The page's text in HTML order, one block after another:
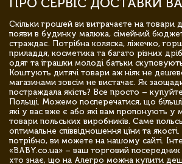
Скільки грошей ви витрачаєте на товари
появи в будинку малюка, сімейний
страждає. Потрібна коляска, ліжечко,
приладдя, косметика та багато різних
одяг та іграшки молоді батьки
Коштують дитячі товари аж ніяк не
магазинами зовсім не вистачає. Як
постраждала якість? Все просто –
Польщі. Можемо посперечатися, що
які у вас вже є або які вам пропонують у
товари польських виробників. Саме
оптимальне співвідношення ціни та
потрібно, ви можете на нашому сайті.
«BABY.co.ua» – ваш торговий посередник
хто знає, що на Алегро можна купити